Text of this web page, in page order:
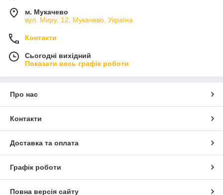
м. Мукачево
вул. Миру, 12, Мукачево, Україна
Контакти
Сьогодні вихідний
Показати весь графік роботи
Про нас
Контакти
Доставка та оплата
Графік роботи
Повна версія сайту